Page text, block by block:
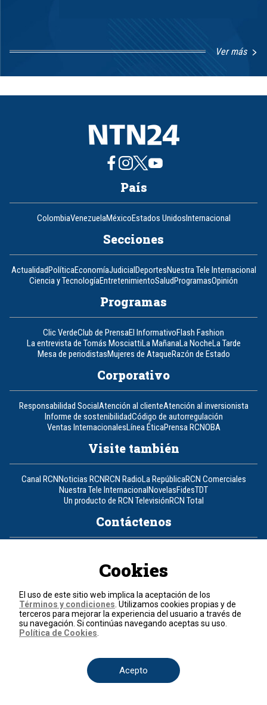
Ver más
8
País
ColombiaVenezuelaMéxicoEstados UnidosInternacional
Secciones
ActualidadPolíticaEconomíaJudicialDeportesNuestra Tele Internacional
Ciencia y TecnologíaEntretenimientoSaludProgramasOpinión
Programas
Clic VerdeClub de PrensaEl InformativoFlash Fashion
La entrevista de Tomás MosciattiLa MañanaLa NocheLa Tarde
Mesa de periodistasMujeres de AtaqueRazón de Estado
Corporativo
Responsabilidad SocialAtención al clienteAtención al inversionista
Informe de sostenibilidadCódigo de autorregulación
Ventas InternacionalesLínea ÉticaPrensa RCNOBA
Visite también
Canal RCNNoticias RCNRCN RadioLa RepúblicaRCN Comerciales
Nuestra Tele InternacionalNovelasFidesTDT
Un producto de RCN TelevisiónRCN Total
Contáctenos
Política de cookies
Términos y condiciones
© 2026, RCN Medios.
Todos los derechos reservados.
Cookies
El uso de este sitio web implica la aceptación de los
Términos y condiciones . Utilizamos cookies propias y de
terceros para mejorar la experiencia del usuario a través de
su navegación. Si continúas navegando aceptas su uso.
Política de Cookies
Acepto